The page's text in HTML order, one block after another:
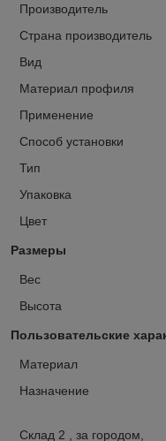
Производитель
Страна производитель
Вид
Материал профиля
Применение
Способ установки
Тип
Упаковка
Цвет
Размеры
Вес
Высота
Пользовательские
Материал
Назначение
Склад 2 , за городом,